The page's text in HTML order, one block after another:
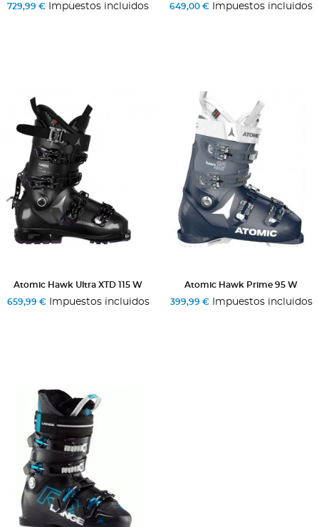
729,99 € Impuestos incluidos
649,00 € Impuestos incluidos
Atomic Hawk Ultra XTD 115 W
659,99 €Impuestos incluidos
Atomic Hawk Prime 95 W
399,99 €Impuestos incluidos